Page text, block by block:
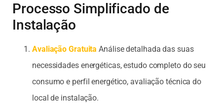
Processo Simplificado de
Instalação
Avaliação Gratuita Análise detalhada das suas
necessidades energéticas, estudo completo do seu
consumo e perfil energético, avaliação técnica do
local de instalação.